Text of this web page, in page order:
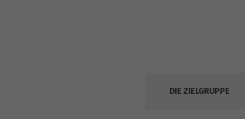
DIE ZIELGRUPPE